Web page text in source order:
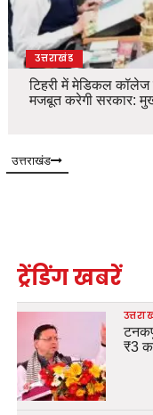
उत्तराखंड
टिहरी में मेडिकल
मजबूत करेगी सरकार:
उत्तराखंड
ट्रेंडिंग खबरें
₹3